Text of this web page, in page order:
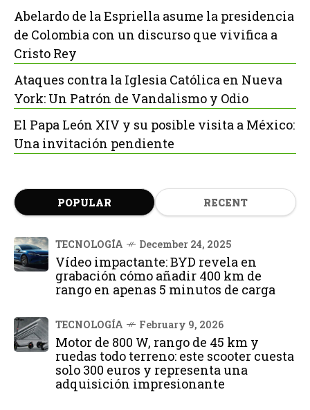
Abelardo de la Espriella asume la presidencia
de Colombia con un discurso que vivifica a
Cristo Rey
Ataques contra la Iglesia Católica en Nueva
York: Un Patrón de Vandalismo y Odio
El Papa León XIV y su posible visita a México:
Una invitación pendiente
POPULAR RECENT
TECNOLOGÍA December 24, 2025
Vídeo impactante: BYD revela en
grabación cómo añadir 400 km de
rango en apenas 5 minutos de carga
TECNOLOGÍA February 9, 2026
Motor de 800 W, rango de 45 km y
ruedas todo terreno: este scooter cuesta
solo 300 euros y representa una
adquisición impresionante